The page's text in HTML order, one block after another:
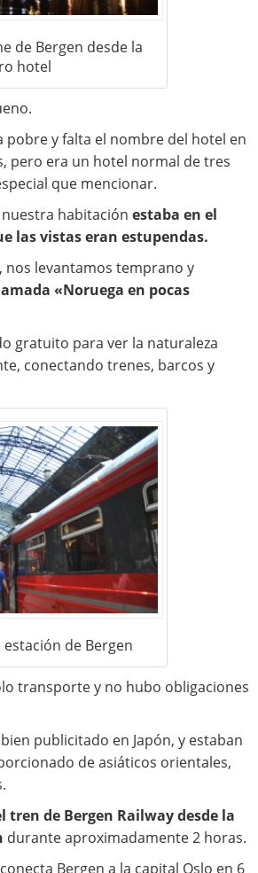
de Bergen desde la
hotel
pobre y falta el nombre del hotel en
pero era un hotel normal de tres
que mencionar.
habitación estaba en el
las vistas eran estupendas.
nos levantamos temprano y
«Noruega en pocas
gratuito para ver la naturaleza
conectando trenes, barcos y
de Bergen
transporte y no hubo obligaciones
publicitado en Japón, y estaban
de asiáticos orientales,
tren de Bergen Railway desde la
durante aproximadamente 2 horas.
Bergen a la capital Oslo en 6